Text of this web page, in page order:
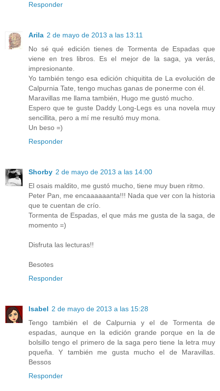
Responder
Arila 2 de mayo de 2013 a las 13:11
No sé qué edición tienes de Tormenta de Espadas que
viene en tres libros. Es el mejor de la saga, ya verás,
impresionante.
Yo también tengo esa edición chiquitita de La evolución de
Calpurnia Tate, tengo muchas ganas de ponerme con él.
Maravillas me llama también, Hugo me gustó mucho.
Espero que te guste Daddy Long-Legs es una novela muy
sencillita, pero a mí me resultó muy mona.
Un beso =)
Responder
Shorby 2 de mayo de 2013 a las 14:00
El osais maldito, me gustó mucho, tiene muy buen ritmo.
Peter Pan, me encaaaaaanta!!! Nada que ver con la historia
que te cuentan de crío.
Tormenta de Espadas, el que más me gusta de la saga, de
momento =)
Disfruta las lecturas!!
Besotes
Responder
Isabel 2 de mayo de 2013 a las 15:28
Tengo también el de Calpurnia y el de Tormenta de
espadas, aunque en la edición grande porque en la de
bolsillo tengo el primero de la saga pero tiene la letra muy
pqueña. Y también me gusta mucho el de Maravillas.
Bessos
Responder